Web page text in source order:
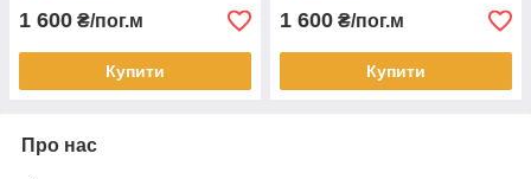
1 600 ₴/пог.м
Купити
1 600 ₴/пог.м
Купити
Про нас